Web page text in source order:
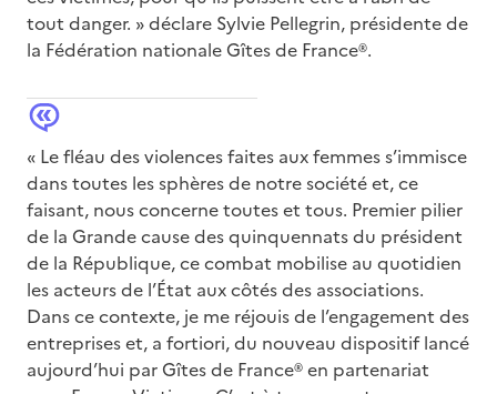
tout danger. » déclare Sylvie Pellegrin, présidente de
la Fédération nationale Gîtes de France®.
« Le fléau des violences faites aux femmes s’immisce
dans toutes les sphères de notre société et, ce
faisant, nous concerne toutes et tous. Premier pilier
de la Grande cause des quinquennats du président
de la République, ce combat mobilise au quotidien
les acteurs de l’État aux côtés des associations.
Dans ce contexte, je me réjouis de l’engagement des
entreprises et, a fortiori, du nouveau dispositif lancé
aujourd’hui par Gîtes de France® en partenariat